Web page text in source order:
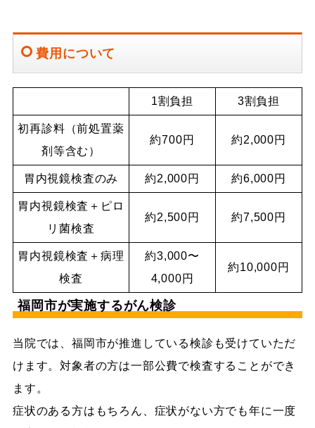
費用について
1割負担 3割負担
初再診料（前処置薬
剤等含む）
約700円 約2,000円
胃内視鏡検査のみ 約2,000円 約6,000円
胃内視鏡検査＋ピロ
リ菌検査
約2,500円 約7,500円
胃内視鏡検査＋病理
検査
約3,000〜
4,000円
約10,000円
福岡市が実施するがん検診
当院では、福岡市が推進している検診も受けていただ
けます。対象者の方は一部公費で検査することができ
ます。
症状のある方はもちろん、症状がない方でも年に一度